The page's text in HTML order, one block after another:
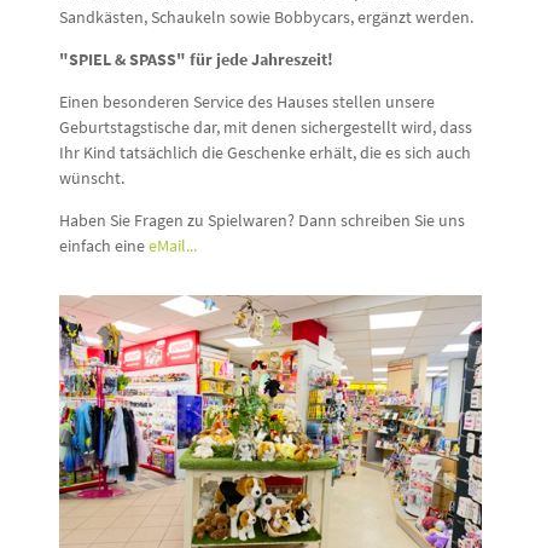
Sandkästen, Schaukeln sowie Bobbycars, ergänzt werden.
"SPIEL & SPASS" für jede Jahreszeit!
Einen besonderen Service des Hauses stellen unsere
Geburtstagstische dar, mit denen sichergestellt wird, dass
Ihr Kind tatsächlich die Geschenke erhält, die es sich auch
wünscht.
Haben Sie Fragen zu Spielwaren? Dann schreiben Sie uns
einfach eineeMail...